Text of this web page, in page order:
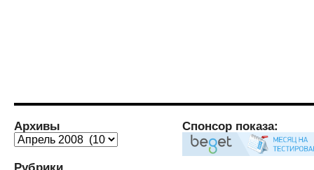
Архивы
Архивы
Рубрики
Спонсор показа: